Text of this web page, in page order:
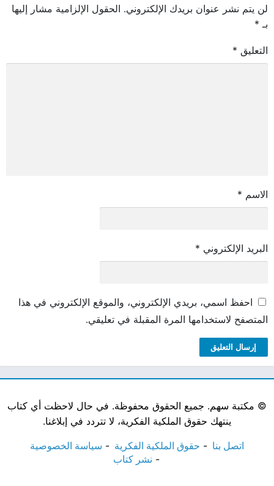
لن يتم نشر عنوان بريدك الإلكتروني. الحقول الإلزامية مشار إليها
بـ *
التعليق *
الاسم *
البريد الإلكتروني *
احفظ اسمي، بريدي الإلكتروني، والموقع الإلكتروني في هذا
المتصفح لاستخدامها المرة المقبلة في تعليقي.
© مكتبة سهم. جميع الحقوق محفوظة. في حال لاحظت أي كتاب
ينتهك حقوق الملكية الفكرية، لا تتردد في إبلاغنا.
اتصل بنا حقوق الملكية الفكرية
سياسة الخصوصية
نشر كتاب